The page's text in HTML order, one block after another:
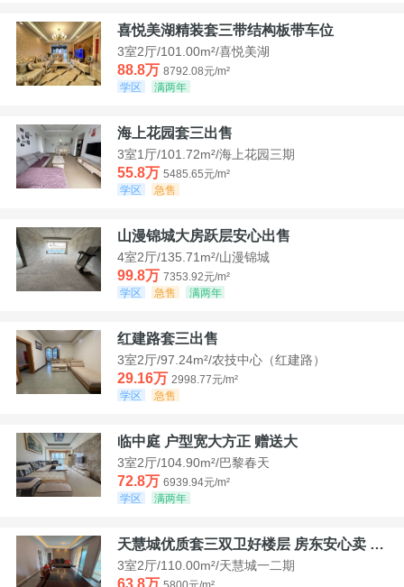
喜悦美湖精装套三带结构板带车位
3室2厅/101.00m²/喜悦美湖
88.8万 8792.08元/m²
学区
满两年
海上花园套三出售
3室1厅/101.72m²/海上花园三期
55.8万 5485.65元/m²
学区
急售
山漫锦城大房跃层安心出售
4室2厅/135.71m²/山漫锦城
99.8万 7353.92元/m²
学区
急售 满两年
红建路套三出售
3室2厅/97.24m²/农技中心（红建路）
29.16万 2998.77元/m²
学区
急售
临中庭 户型宽大方正 赠送大
3室2厅/104.90m²/巴黎春天
72.8万 6939.94元/m²
学区
满两年
天慧城优质套三双卫好楼层 房东安心卖 价格好谈
3室2厅/110.00m²/天慧城一二期
63.8万